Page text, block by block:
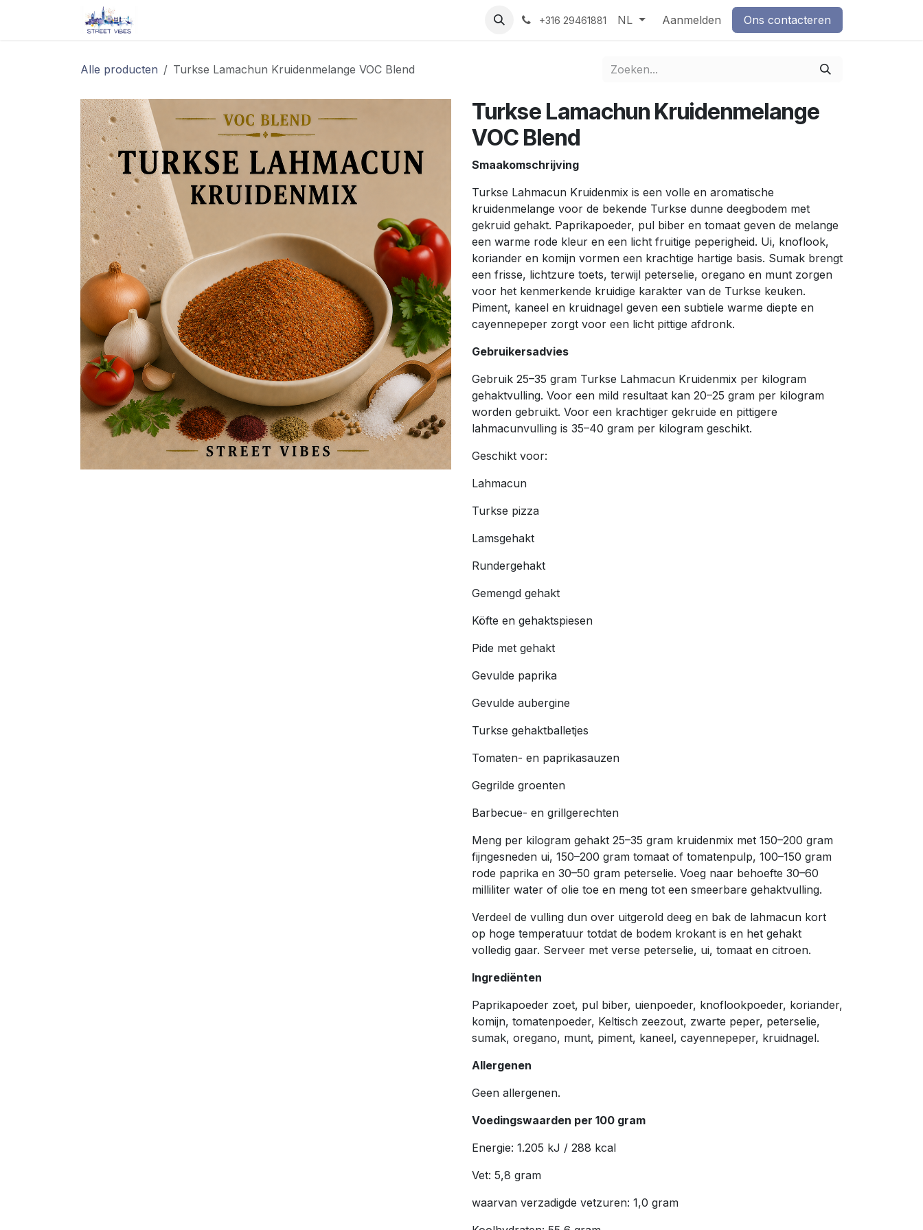
Overslaan naar inhoud
Contact +316 29461881 NL Aanmelden Ons contacteren
Alle producten Turkse Lamachun Kruidenmelange VOC Blend
Turkse Lamachun Kruidenmelange
VOC Blend
Smaakomschrijving
Turkse Lahmacun Kruidenmix is een volle en aromatische
kruidenmelange voor de bekende Turkse dunne deegbodem met
gekruid gehakt. Paprikapoeder, pul biber en tomaat geven de melange
een warme rode kleur en een licht fruitige peperigheid. Ui, knoflook,
koriander en komijn vormen een krachtige hartige basis. Sumak brengt
een frisse, lichtzure toets, terwijl peterselie, oregano en munt zorgen
voor het kenmerkende kruidige karakter van de Turkse keuken.
Piment, kaneel en kruidnagel geven een subtiele warme diepte en
cayennepeper zorgt voor een licht pittige afdronk.
Gebruikersadvies
Gebruik 25–35 gram Turkse Lahmacun Kruidenmix per kilogram
gehaktvulling. Voor een mild resultaat kan 20–25 gram per kilogram
worden gebruikt. Voor een krachtiger gekruide en pittigere
lahmacunvulling is 35–40 gram per kilogram geschikt.
Geschikt voor:
Lahmacun
Turkse pizza
Lamsgehakt
Rundergehakt
Gemengd gehakt
Köfte en gehaktspiesen
Pide met gehakt
Gevulde paprika
Gevulde aubergine
Turkse gehaktballetjes
Tomaten- en paprikasauzen
Gegrilde groenten
Barbecue- en grillgerechten
Meng per kilogram gehakt 25–35 gram kruidenmix met 150–200 gram
fijngesneden ui, 150–200 gram tomaat of tomatenpulp, 100–150 gram
rode paprika en 30–50 gram peterselie. Voeg naar behoefte 30–60
milliliter water of olie toe en meng tot een smeerbare gehaktvulling.
Verdeel de vulling dun over uitgerold deeg en bak de lahmacun kort
op hoge temperatuur totdat de bodem krokant is en het gehakt
volledig gaar. Serveer met verse peterselie, ui, tomaat en citroen.
Ingrediënten
Paprikapoeder zoet, pul biber, uienpoeder, knoflookpoeder, koriander,
komijn, tomatenpoeder, Keltisch zeezout, zwarte peper, peterselie,
sumak, oregano, munt, piment, kaneel, cayennepeper, kruidnagel.
Allergenen
Geen allergenen.
Voedingswaarden per 100 gram
Energie: 1.205 kJ / 288 kcal
Vet: 5,8 gram
waarvan verzadigde vetzuren: 1,0 gram